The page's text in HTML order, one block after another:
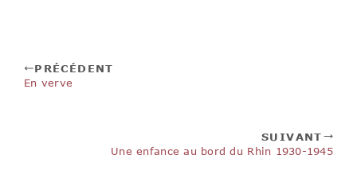
PRÉCÉDENT
En verve
SUIVANT
Une enfance au bord du Rhin 1930-1945